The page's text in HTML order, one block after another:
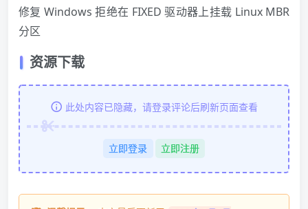
修复Windows 拒绝在 FIXED 驱动器上挂载 Linux MBR
分区
资源下载
此处内容已隐藏，请登录评论后刷新页面查看
立即登录 立即注册